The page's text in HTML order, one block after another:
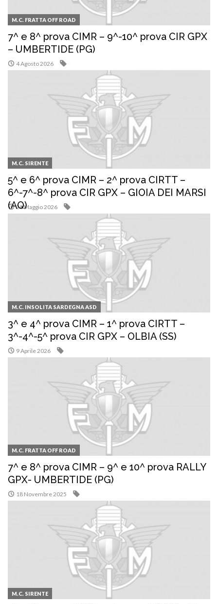
M.C. FRATTA OFF ROAD
7^ e 8^ prova CIMR – 9^-10^ prova CIR GPX
– UMBERTIDE (PG)
4 Agosto 2026
M.C. SIRENTE
5^ e 6^ prova CIMR – 2^ prova CIRTT –
6^-7^-8^ prova CIR GPX – GIOIA DEI MARSI
(AQ)
20 Maggio 2026
M.C. INSOLITA SARDEGNA ASD
3^ e 4^ prova CIMR – 1^ prova CIRTT –
3^-4^-5^ prova CIR GPX – OLBIA (SS)
9 Aprile 2026
M.C. FRATTA OFF ROAD
7^ e 8^ prova CIMR – 9^ e 10^ prova RALLY
GPX- UMBERTIDE (PG)
18 Novembre 2025
M.C. SIRENTE